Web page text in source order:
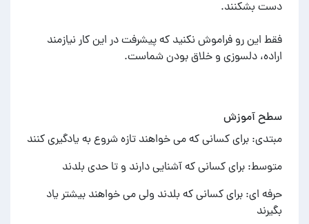
فقط این رو فراموش نکنید که پیشرفت در این کار نیازمند
اراده، دلسوزی و خلاق بودن شماست.
سطح آموزش
مبتدی: برای کسانی که می خواهند تازه شروع به یادگیری کنند
متوسط: برای کسانی که آشنایی دارند و تا حدی بلدند
حرفه ای: برای کسانی که بلدند ولی می خواهند بیشتر یاد
بگیرند